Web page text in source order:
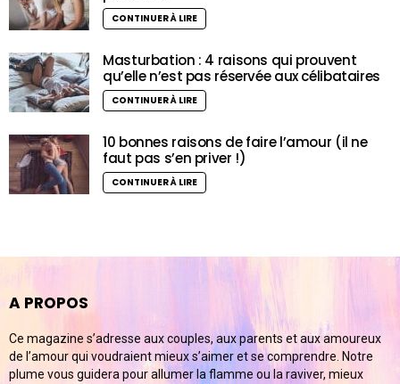
CONTINUER À LIRE
Masturbation : 4 raisons qui prouvent
qu’elle n’est pas réservée aux célibataires
CONTINUER À LIRE
10 bonnes raisons de faire l’amour (il ne
faut pas s’en priver !)
CONTINUER À LIRE
A PROPOS
Ce magazine s’adresse aux couples, aux parents et aux amoureux
de l’amour qui voudraient mieux s’aimer et se comprendre. Notre
plume vous guidera pour allumer la flamme ou la raviver, mieux